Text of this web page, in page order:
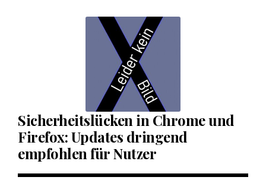
Sicherheitslücken in Chrome und
Firefox: Updates dringend
empfohlen für Nutzer